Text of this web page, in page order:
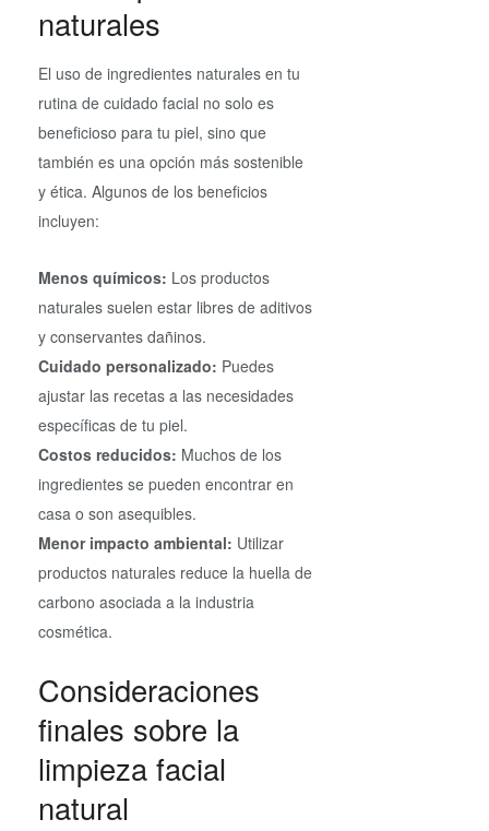
naturales
El uso de ingredientes naturales en tu
rutina de cuidado facial no solo es
beneficioso para tu piel, sino que
también es una opción más sostenible
y ética. Algunos de los beneficios
incluyen:
Menos químicos: Los productos
naturales suelen estar libres de aditivos
y conservantes dañinos.
Cuidado personalizado: Puedes
ajustar las recetas a las necesidades
específicas de tu piel.
Costos reducidos: Muchos de los
ingredientes se pueden encontrar en
casa o son asequibles.
Menor impacto ambiental: Utilizar
productos naturales reduce la huella de
carbono asociada a la industria
cosmética.
Consideraciones
finales sobre la
limpieza facial
natural